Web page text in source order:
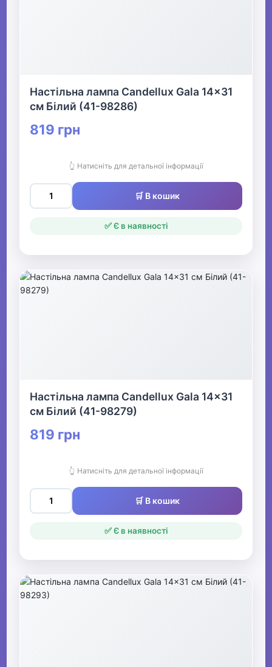
Настільна лампа Candellux Gala 14x31
см Білий (41-98286)
819 грн
👆 Натисніть для детальної інформації
🛒 В кошик
✅ Є в наявності
Настільна лампа Candellux Gala 14x31
см Білий (41-98279)
819 грн
👆 Натисніть для детальної інформації
🛒 В кошик
✅ Є в наявності